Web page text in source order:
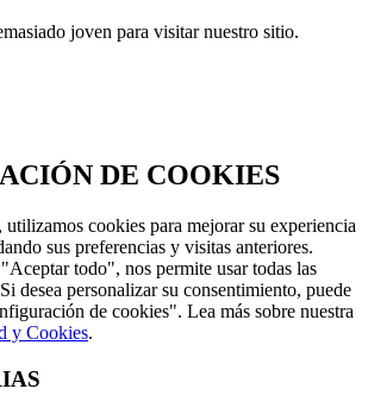
joven para visitar nuestro sitio.
DE COOKIES
cookies para mejorar su experiencia
sus preferencias y visitas anteriores.
todo", nos permite usar todas las
desea personalizar su consentimiento, puede
de cookies". Lea más sobre nuestra
y Cookies.